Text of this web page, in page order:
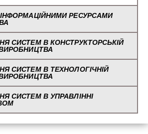
РЕСУРСАМИ
СИСТЕМ В КОНСТРУКТОРСЬКІЙ
СИСТЕМ В ТЕХНОЛОГІЧНІЙ
СИСТЕМ В УПРАВЛІННІ